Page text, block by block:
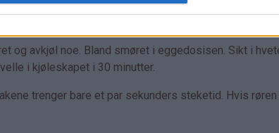
og avkjøl noe. Bland smøret i eggedosisen. Sikt i
i kjøleskapet i 30 minutter.
trenger bare et par sekunders steketid. Hvis